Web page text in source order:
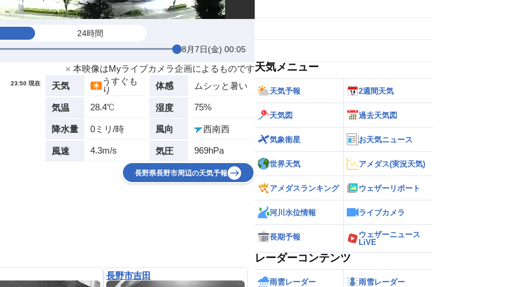
24時間
8月7日(金) 00:05
※ 本映像はMyライブカメラ企画によるものです
23:50 現在 天気
うすぐも
り
体感 ムシッと暑い
気温 28.4℃ 湿度 75%
降水量 0ミリ/時 風向 西南西
風速 4.3m/s 気圧 969hPa
長野県長野市周辺の天気予報
長野市吉田
天気メニュー
天気予報 2週間天気
天気図 過去天気図
気象衛星 お天気ニュース
世界天気 アメダス(実況天気)
アメダスランキング ウェザーリポート
河川水位情報 ライブカメラ
長期予報
ウェザーニュース
LiVE
レーダーコンテンツ
雨雲レーダー 雨雪レーダー